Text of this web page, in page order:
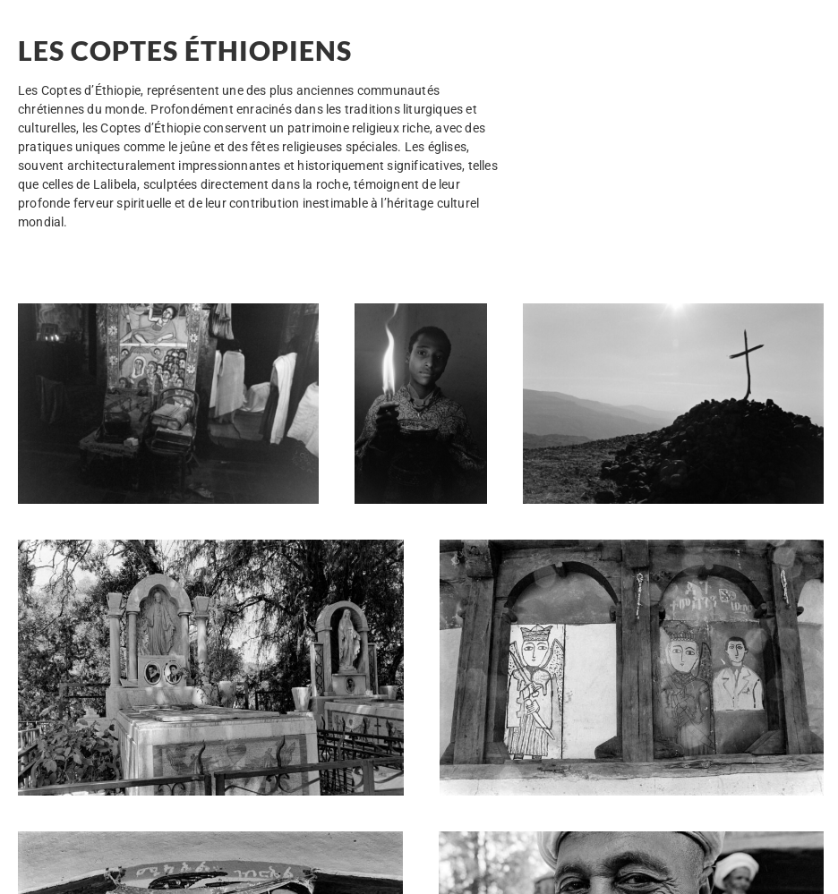
LES COPTES ÉTHIOPIENS
Les Coptes d’Éthiopie, représentent une des plus anciennes communautés
chrétiennes du monde. Profondément enracinés dans les traditions liturgiques et
culturelles, les Coptes d’Éthiopie conservent un patrimoine religieux riche, avec des
pratiques uniques comme le jeûne et des fêtes religieuses spéciales. Les églises,
souvent architecturalement impressionnantes et historiquement significatives, telles
que celles de Lalibela, sculptées directement dans la roche, témoignent de leur
profonde ferveur spirituelle et de leur contribution inestimable à l’héritage culturel
mondial.